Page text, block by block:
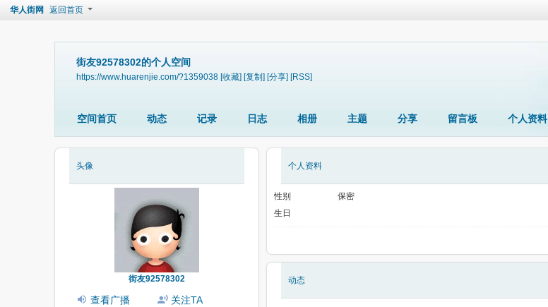
华人街网 返回首页
街友92578302的个人空间
https://www.huarenjie.com/?1359038 [收藏] [复制] [分享] [RSS]
空间首页 动态 记录 日志 相册 主题 分享 留言板 个人资料
头像
街友92578302
查看广播
关注TA
个人资料
性别
保密
生日
动态